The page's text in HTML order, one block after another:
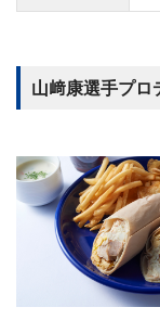
山﨑康選手プロ